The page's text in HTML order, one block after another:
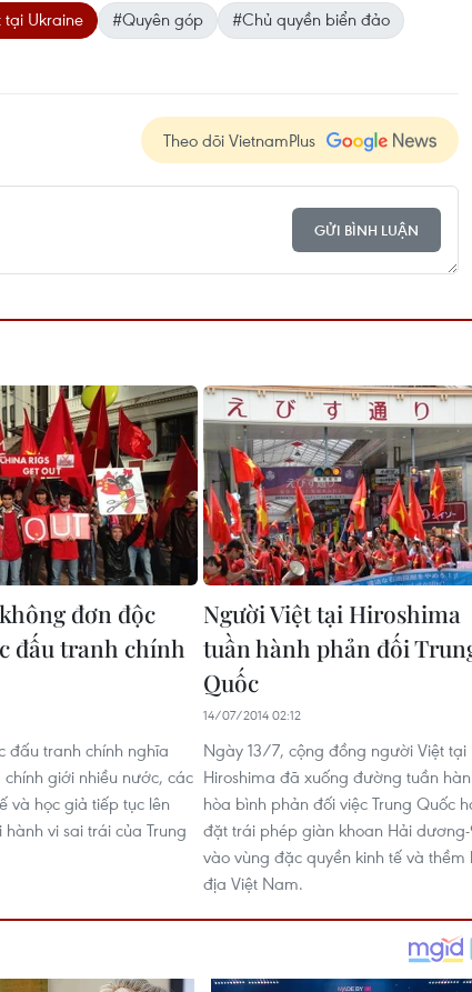
Ukraine #Quyên góp
#Chủ quyền biển đảo
Theo dõi VietnamPlus
GỬI BÌNH LUẬN
đơn độc
đấu tranh chính
đấu tranh chính nghĩa
giới nhiều nước, các
và học giả tiếp tục lên
vi sai trái của Trung
Người Việt tại Hiroshima
tuần hành phản đối
Quốc
14/07/2014 02:12
Ngày 13/7, cộng đồng người Việt tại
Hiroshima đã xuống đường tuần
hòa bình phản đối việc Trung Quốc
đặt trái phép giàn khoan Hải dương-
vào vùng đặc quyền kinh tế và thềm
địa Việt Nam.